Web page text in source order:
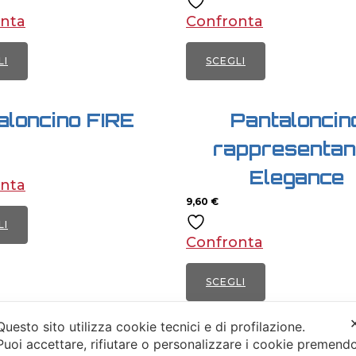
Le
opzioni
possono
essere
prodotto
Confronta
SCEGLI
prodotto
Le
opzioni
possono
essere
scelte
nella
pagina
del
FIRE
Elegance
9,60 €
Confronta
SCEGLI
prodotto
sito utilizza cookie tecnici e di profilazione.
accettare, rifiutare o personalizzare i cookie